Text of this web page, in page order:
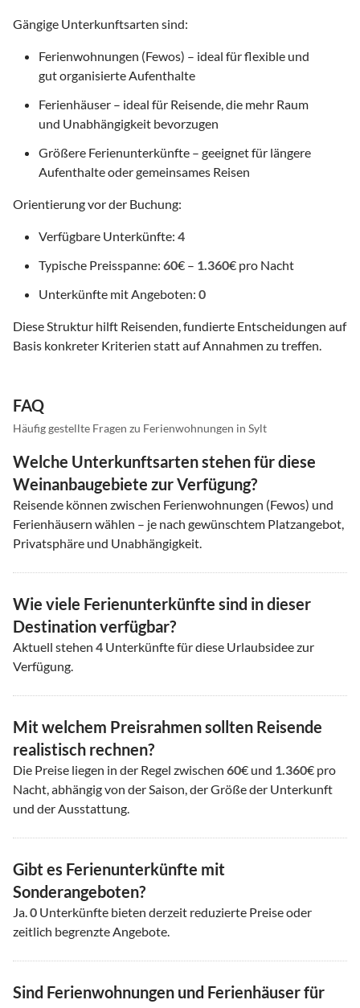
Gängige Unterkunftsarten sind:
Ferienwohnungen (Fewos) – ideal für flexible und
gut organisierte Aufenthalte
Ferienhäuser – ideal für Reisende, die mehr Raum
und Unabhängigkeit bevorzugen
Größere Ferienunterkünfte – geeignet für längere
Aufenthalte oder gemeinsames Reisen
Orientierung vor der Buchung:
Verfügbare Unterkünfte: 4
Typische Preisspanne: 60€ – 1.360€ pro Nacht
Unterkünfte mit Angeboten: 0
Diese Struktur hilft Reisenden, fundierte Entscheidungen auf
Basis konkreter Kriterien statt auf Annahmen zu treffen.
FAQ
Häufig gestellte Fragen zu Ferienwohnungen in Sylt
Welche Unterkunftsarten stehen für diese
Weinanbaugebiete zur Verfügung?
Reisende können zwischen Ferienwohnungen (Fewos) und
Ferienhäusern wählen – je nach gewünschtem Platzangebot,
Privatsphäre und Unabhängigkeit.
Wie viele Ferienunterkünfte sind in dieser
Destination verfügbar?
Aktuell stehen 4 Unterkünfte für diese Urlaubsidee zur
Verfügung.
Mit welchem Preisrahmen sollten Reisende
realistisch rechnen?
Die Preise liegen in der Regel zwischen 60€ und 1.360€ pro
Nacht, abhängig von der Saison, der Größe der Unterkunft
und der Ausstattung.
Gibt es Ferienunterkünfte mit
Sonderangeboten?
Ja. 0 Unterkünfte bieten derzeit reduzierte Preise oder
zeitlich begrenzte Angebote.
Sind Ferienwohnungen und Ferienhäuser für